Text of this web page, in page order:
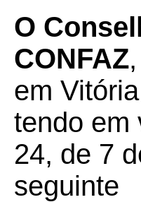
O
CONFAZ
em
tendo em
24, de 7
seguinte